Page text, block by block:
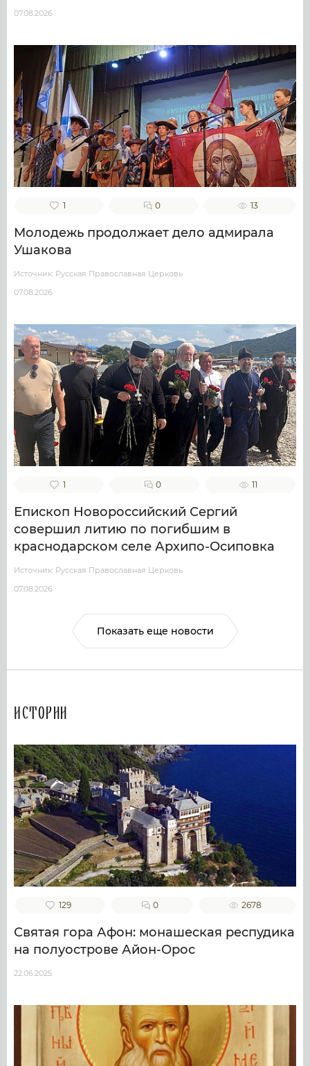
07.08.2026
1 0 13
Молодежь продолжает дело адмирала
Ушакова
Источник: Русская Православная Церковь
07.08.2026
1 0 11
Епископ Новороссийский Сергий
совершил литию по погибшим в
краснодарском селе Архипо-Осиповка
Источник: Русская Православная Церковь
07.08.2026
Показать еще новости
Истории
129 0 2678
Святая гора Афон: монашеская респудика
на полуострове Айон-Орос
22.06.2025